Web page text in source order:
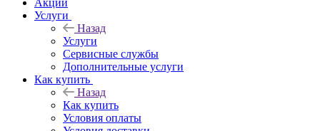
Акции
Услуги
Назад
Услуги
Сервисные службы
Дополнительные услуги
Как купить
Назад
Как купить
Условия оплаты